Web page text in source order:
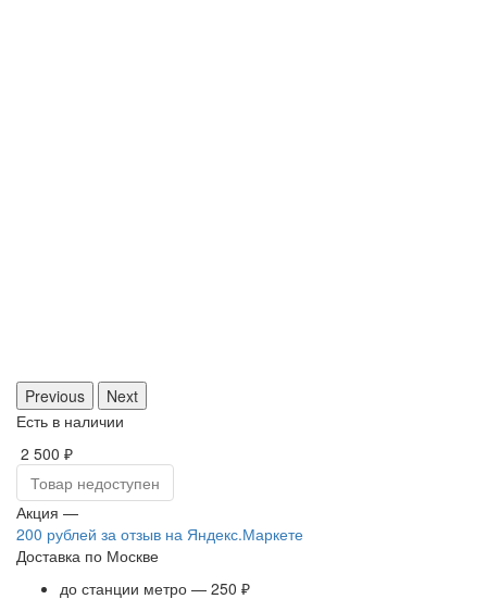
Previous
Next
Есть в наличии
2 500 ₽
Товар недоступен
Акция —
200 рублей за отзыв на Яндекс.Маркете
Доставка по Москве
до станции метро — 250 ₽